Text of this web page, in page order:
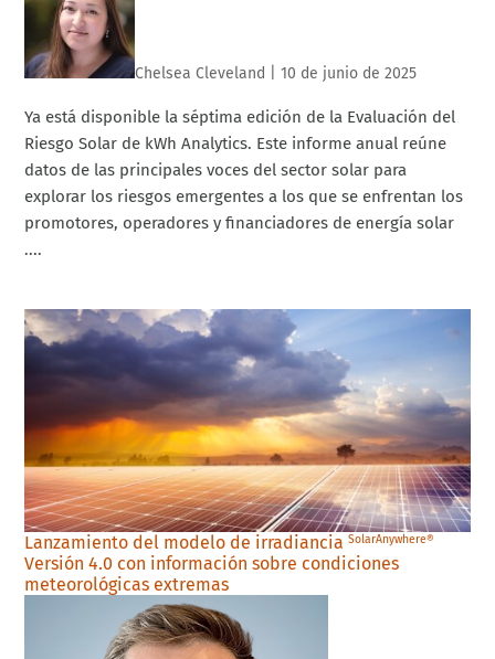
Chelsea Cleveland |10 de junio de 2025
Ya está disponible la séptima edición de la Evaluación del
Riesgo Solar de kWh Analytics. Este informe anual reúne
datos de las principales voces del sector solar para
explorar los riesgos emergentes a los que se enfrentan los
promotores, operadores y financiadores de energía solar
....
Lanzamiento del modelo de irradianciaSolarAnywhere®
Versión 4.0 con información sobre condiciones
meteorológicas extremas